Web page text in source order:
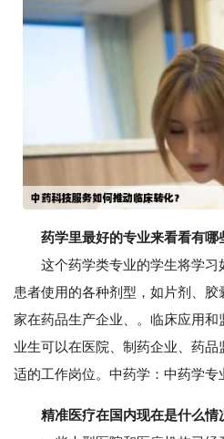
药学里最好的专业来看看有哪
这个药学类专业的学生将学习
患者使用的各种剂型，如片剂、
家在药品生产企业、。临床应用
业生可以在医院、制药企业、药
适的工作岗位。中药学：中药学专
精准医疗在国内现在是什么情